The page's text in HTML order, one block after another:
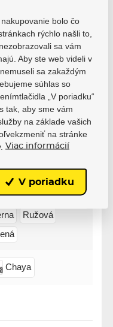
0
0
Powerslide
Ružová
Chaya
bolo čo
rýchlo našli to,
sa vám
Aby ste web videli v
sa zakaždým
súhlas so
„V poriadku“
tak, aby sme vám
na základe vašich
na stránke
Viac informácií
V poriadku